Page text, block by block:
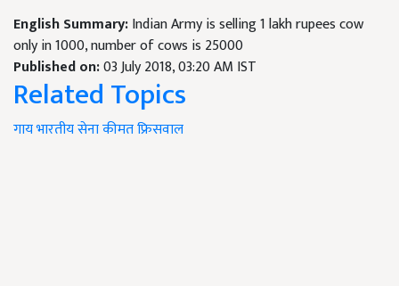
English Summary:Indian Army is selling 1 lakh rupees cow
only in 1000, number of cows is 25000
Published on:03 July 2018, 03:20 AM IST
Related Topics
गायभारतीयसेनाकीमतफ्रिसवाल